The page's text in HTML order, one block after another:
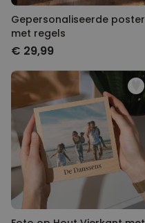
Gepersonaliseerde poster
met regels
€ 29,99